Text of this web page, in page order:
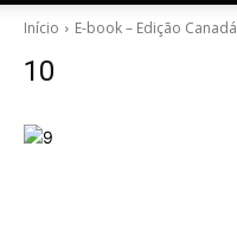
Início E-book – Edição Canadá
10